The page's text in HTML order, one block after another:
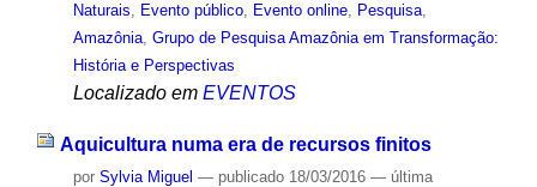
Naturais, Evento público, Evento online, Pesquisa,
Amazônia, Grupo de Pesquisa Amazônia em Transformação:
História e Perspectivas
Localizado em EVENTOS
Aquicultura numa era de recursos finitos
por Sylvia Miguel — publicado18/03/2016 — última